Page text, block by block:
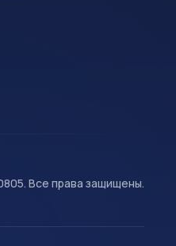
Все права защищены.